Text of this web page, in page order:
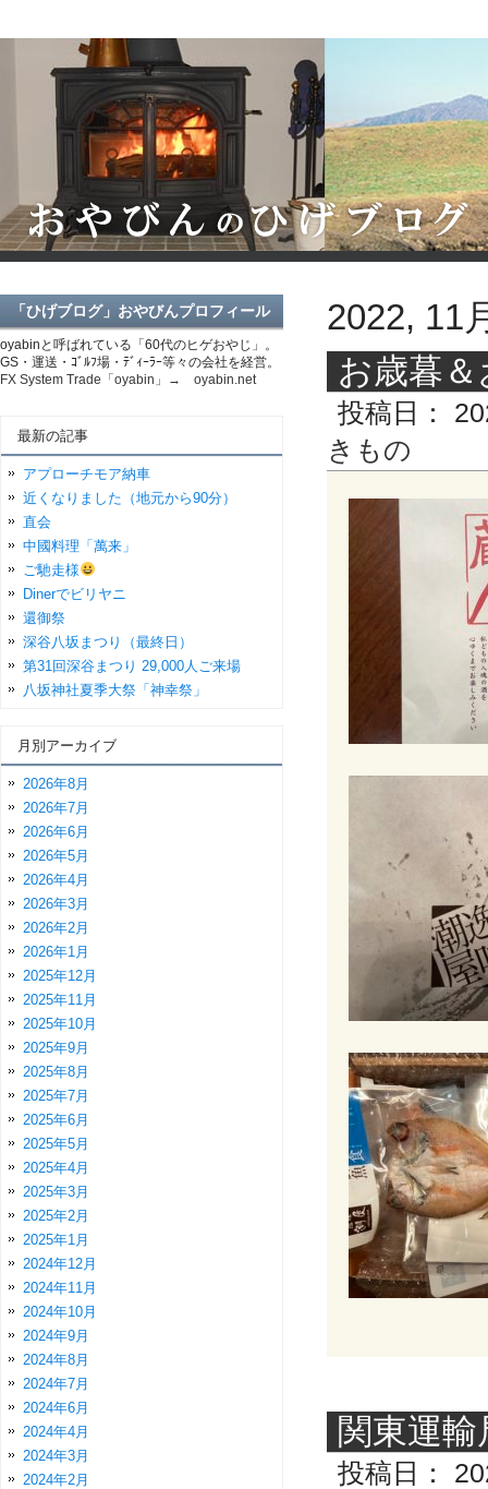
2022, 11
お歳暮
投稿日：
きもの
関東運
投稿日：
「ひげブログ」おやびんプロフィール
oyabinと呼ばれている「60代のヒゲおやじ」。
GS・運送・ｺﾞﾙﾌ場・ﾃﾞｨｰﾗｰ等々の会社を経営。
FX System Trade「oyabin」→ oyabin.net
最新の記事
アプローチモア納車
近くなりました（地元から90分）
直会
中國料理「萬来」
ご馳走様
Dinerでビリヤニ
還御祭
深谷八坂まつり（最終日）
第31回深谷まつり 29,000人ご来場
八坂神社夏季大祭「神幸祭」
月別アーカイブ
2026年8月
2026年7月
2026年6月
2026年5月
2026年4月
2026年3月
2026年2月
2026年1月
2025年12月
2025年11月
2025年10月
2025年9月
2025年8月
2025年7月
2025年6月
2025年5月
2025年4月
2025年3月
2025年2月
2025年1月
2024年12月
2024年11月
2024年10月
2024年9月
2024年8月
2024年7月
2024年6月
2024年4月
2024年3月
2024年2月